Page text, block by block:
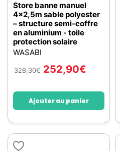
Store banne manuel
4x2,5m sable polyester
– structure semi-coffre
en aluminium - toile
protection solaire
WASABI
328,30€ 252,90€
Ajouter au panier